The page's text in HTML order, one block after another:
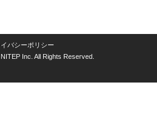
バシーポリシー
Inc. All Rights Reserved.